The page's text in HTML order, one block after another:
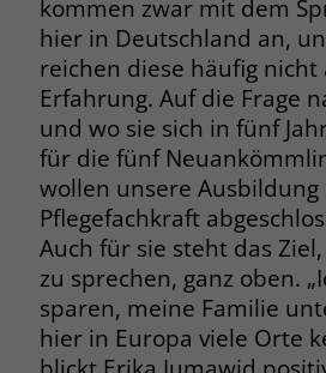
kommen zwar mit dem
hier in Deutschland an,
reichen diese häufig nicht
Erfahrung. Auf die Frage
und wo sie sich in fünf
für die fünf
wollen unsere Ausbildung
Pflegefachkraft
Auch für sie steht das
zu sprechen, ganz oben.
sparen, meine Familie
hier in Europa viele Orte